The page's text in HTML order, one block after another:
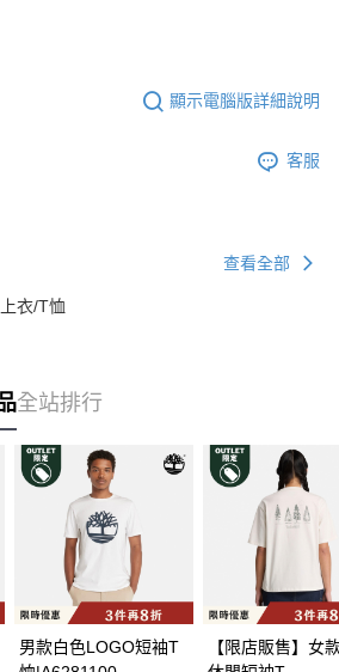
顯示電腦版詳細說明
客服
查看全部
衣/T恤
全站排行
男款白色LOGO短袖T
【限店販售】女